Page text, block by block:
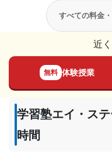
すべての料金
近
無料 体験授業
学習塾エイ・ス
時間